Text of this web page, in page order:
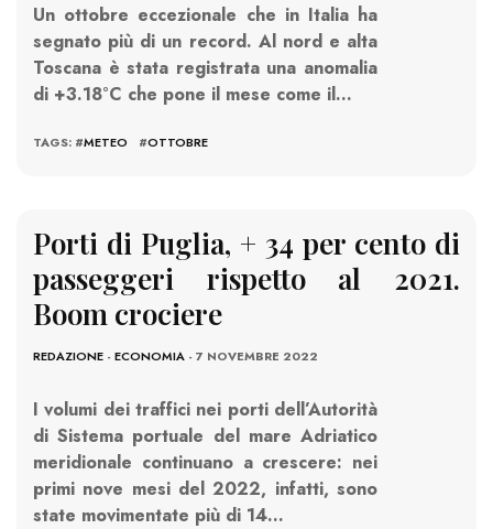
Un ottobre eccezionale che in Italia ha
segnato più di un record. Al nord e alta
Toscana è stata registrata una anomalia
di +3.18°C che pone il mese come il…
TAGS: #METEO #OTTOBRE
Porti di Puglia, + 34 per cento di
passeggeri rispetto al 2021.
Boom crociere
REDAZIONE - ECONOMIA - 7 NOVEMBRE 2022
I volumi dei traffici nei porti dell’Autorità
di Sistema portuale del mare Adriatico
meridionale continuano a crescere: nei
primi nove mesi del 2022, infatti, sono
state movimentate più di 14…